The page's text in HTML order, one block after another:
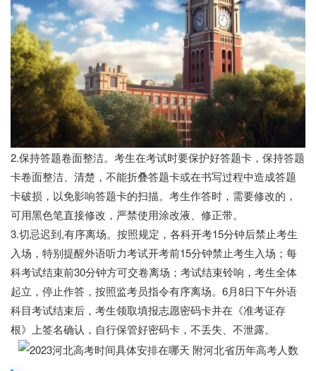
2.保持答题卷面整洁。考生在考试时要保护好答题卡，保持答题
卡卷面整洁、清楚，不能折叠答题卡或在书写过程中造成答题
卡破损，以免影响答题卡的扫描。考生作答时，需要修改的，
可用黑色笔直接修改，严禁使用涂改液、修正带。
3.切忌迟到,有序离场。按照规定，各科开考15分钟后禁止考生
入场，特别提醒外语听力考试开考前15分钟禁止考生入场；每
科考试结束前30分钟方可交卷离场；考试结束铃响，考生全体
起立，停止作答，按照监考员指令有序离场。6月8日下午外语
科目考试结束后，考生领取填报志愿密码卡并在《准考证存
根》上签名确认，自行保管好密码卡，不丢失、不泄露。